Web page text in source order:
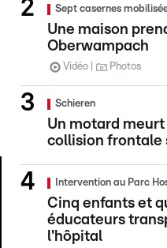
Sept casernes
Une maison
Oberwampach
Vidéo Photos
Schieren
Un motard meurt
collision frontale
Intervention au Parc
Cinq enfants et
éducateurs
l'hôpital